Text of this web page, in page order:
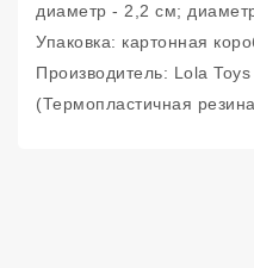
диаметр - 2,2 см;
Упаковка: картонная
Производитель: Lola
(Термопластичная